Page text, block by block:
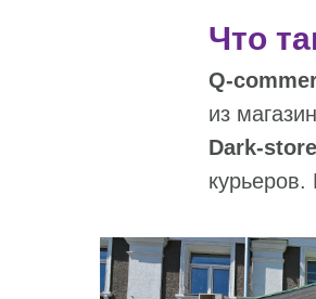
Что
из
Dark‑store
курьеров.